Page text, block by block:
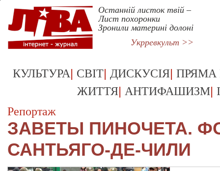
Останній листок твій –
Лист похоронки
Зронили материні долоні
Укрревкульт >>
КУЛЬТУРА| СВІТ| ДИСКУСІЯ| ПРЯМА
ЖИТТЯ| АНТИФАШИЗМ|
Репортаж
ЗАВЕТЫ ПИНОЧЕТА.
САНТЬЯГО-ДЕ-ЧИЛИ